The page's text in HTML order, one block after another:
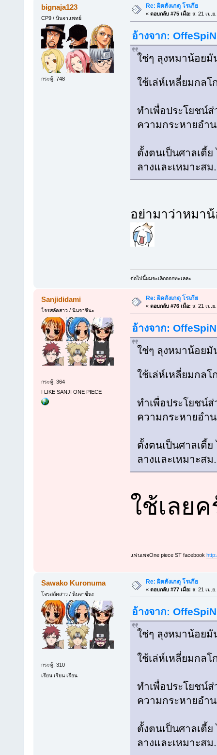
bignaja123
CP9 / นินจาแพทย์
กระทู้: 748
Re: ผิดสังเกตุ โรเกีย
« ตอบกลับ #75 เมื่อ: ส. 21 เม.ย
อ้างจาก:
ใช่ๆ ลุงหมาน้อย
ใช้เล่ห์เหลี่ยมกล
ทำเพื่อประโยชน์
ความกระหายอำ
ตั้งตนเป็นศาลเตี้
ลางและเหมาะส
อย่ามาว่าหมา
ต่อไปนี้ผมจะเลิกออกทะเลละ
Sanjididami
โจรสลัดสาว / นินจาซึนะ
กระทู้: 364
I LIKE SANJI ONE PIECE
Re: ผิดสังเกตุ โรเกีย
« ตอบกลับ #76 เมื่อ: ส. 21 เม.ย
อ้างจาก:
ใช่ๆ ลุงหมาน้อย
ใช้เล่ห์เหลี่ยมกล
ทำเพื่อประโยชน์
ความกระหายอำ
ตั้งตนเป็นศาลเตี้
ลางและเหมาะส
ใช้เลย
แฟนเพจOne piece ST facebook
Sawako Kuronuma
โจรสลัดสาว / นินจาซึนะ
กระทู้: 310
เรียน เรียน เรียน
Re: ผิดสังเกตุ โรเกีย
« ตอบกลับ #77 เมื่อ: ส. 21 เม.ย
อ้างจาก:
ใช่ๆ ลุงหมาน้อย
ใช้เล่ห์เหลี่ยมกล
ทำเพื่อประโยชน์
ความกระหายอำ
ตั้งตนเป็นศาลเตี้
ลางและเหมาะส